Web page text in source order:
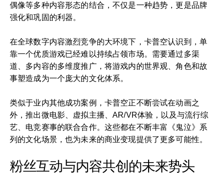
偶像等多种内容形态的结合，不仅是一种趋势，更是品牌
强化和巩固的利器。
在全球数字内容激烈竞争的大环境下，卡普空认识到，单
靠一个优质游戏已经难以持续占领市场。需要通过多渠
道、多内容的多维度推广，将游戏内的世界观、角色和故
事塑造成为一个庞大的文化体系。
类似于业内其他成功案例，卡普空正不断尝试在动画之
外，推出微电影、虚拟主播、AR/VR体验，以及与流行综
艺、电竞赛事的联合合作。这些都在不断丰富《鬼泣》系
列的文化场景，也为未来的商业变现提供了更多可能性。
粉丝互动与内容共创的未来势头